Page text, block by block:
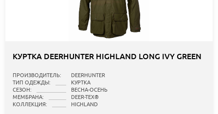
КУРТКА DEERHUNTER HIGHLAND LONG IVY GREEN
ПРОИЗВОДИТЕЛЬ:
DEERHUNTER
ТИП ОДЕЖДЫ:
КУРТКА
СЕЗОН:
ВЕСНА-ОСЕНЬ
МЕМБРАНА:
DEER-TEX®
КОЛЛЕКЦИЯ:
HIGHLAND